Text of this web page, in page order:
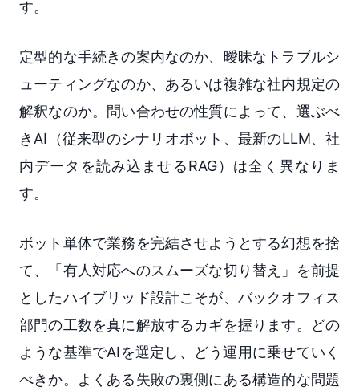
す。
定型的な手続きの案内なのか、曖昧なトラブルシ
ューティングなのか、あるいは複雑な社内規定の
解釈なのか。問い合わせの性質によって、選ぶべ
きAI（従来型のシナリオボット、最新のLLM、社
内データを読み込ませるRAG）は全く異なりま
す。
ボット単体で業務を完結させようとする幻想を捨
て、「有人対応へのスムーズな切り替え」を前提
としたハイブリッド設計こそが、バックオフィス
部門の工数を真に解放するカギを握ります。どの
ような基準でAIを選定し、どう運用に乗せていく
べきか。よくある失敗の裏側にある構造的な問題